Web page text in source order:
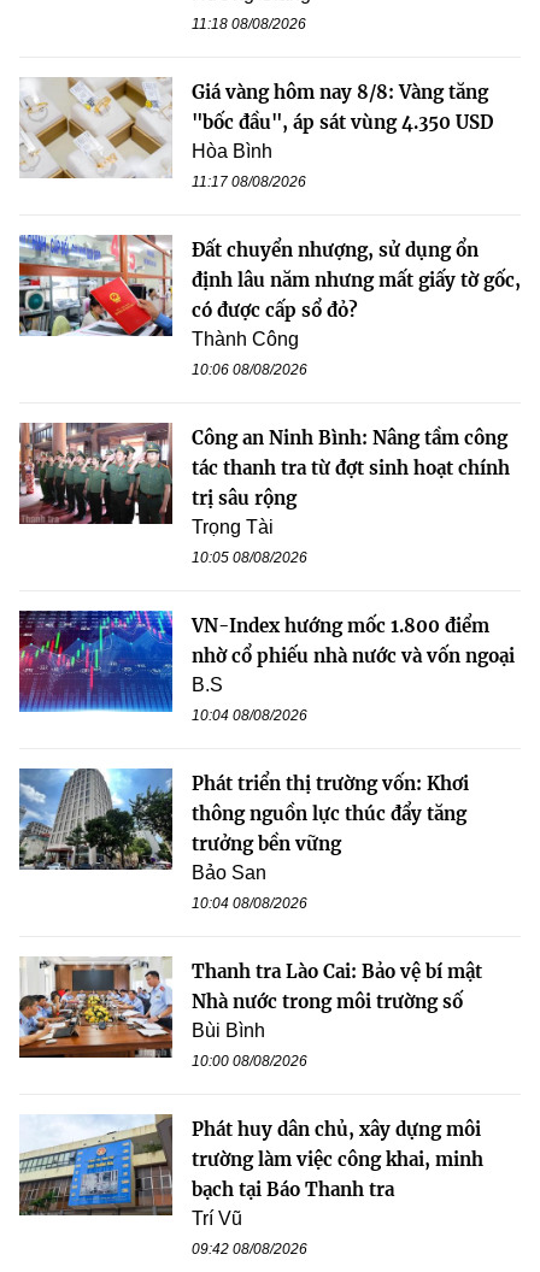
11:18 08/08/2026
Giá vàng hôm nay 8/8: Vàng tăng
"bốc đầu", áp sát vùng 4.350 USD
Hòa Bình
11:17 08/08/2026
Đất chuyển nhượng, sử dụng ổn
định lâu năm nhưng mất giấy tờ gốc,
có được cấp sổ đỏ?
Thành Công
10:06 08/08/2026
Công an Ninh Bình: Nâng tầm công
tác thanh tra từ đợt sinh hoạt chính
trị sâu rộng
Trọng Tài
10:05 08/08/2026
VN-Index hướng mốc 1.800 điểm
nhờ cổ phiếu nhà nước và vốn ngoại
B.S
10:04 08/08/2026
Phát triển thị trường vốn: Khơi
thông nguồn lực thúc đẩy tăng
trưởng bền vững
Bảo San
10:04 08/08/2026
Thanh tra Lào Cai: Bảo vệ bí mật
Nhà nước trong môi trường số
Bùi Bình
10:00 08/08/2026
Phát huy dân chủ, xây dựng môi
trường làm việc công khai, minh
bạch tại Báo Thanh tra
Trí Vũ
09:42 08/08/2026